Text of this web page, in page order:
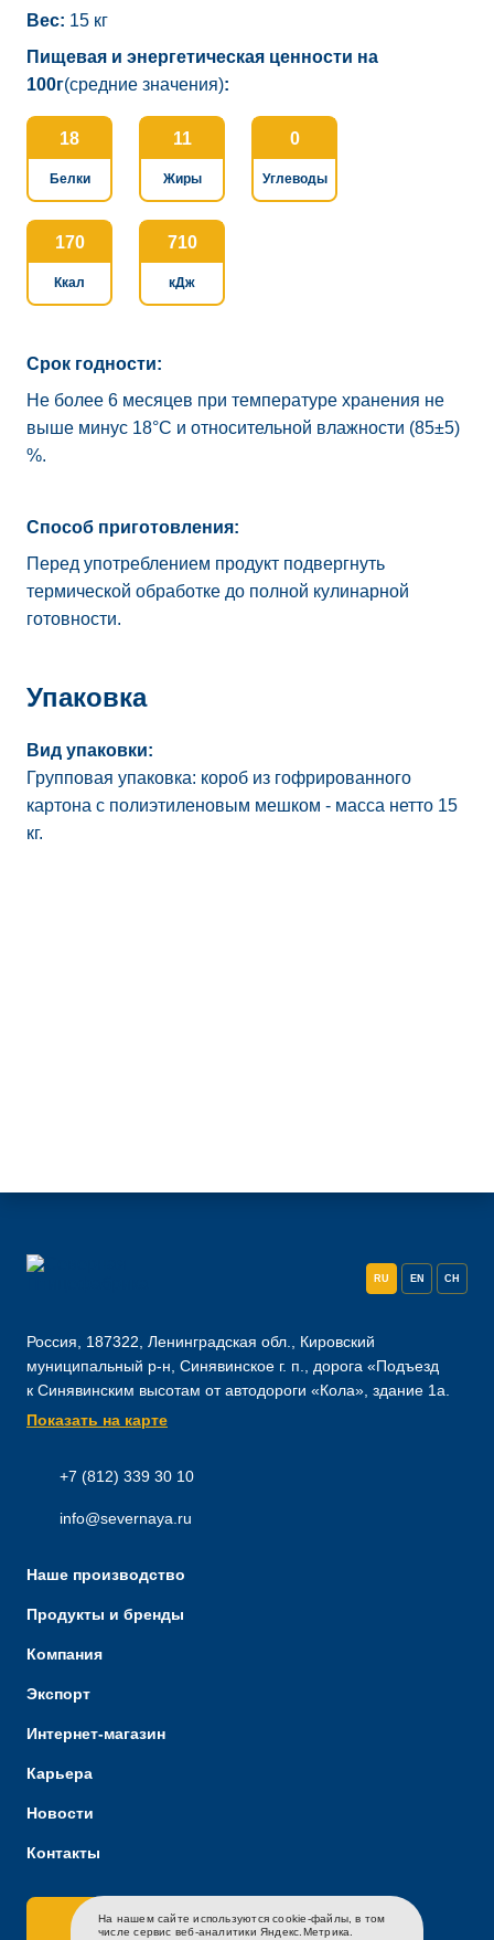
EN CH
Вес: 15 кг
Пищевая и энергетическая ценности на
100г(средние значения):
18
Белки
11
Жиры
0
Углеводы
170
Ккал
710
кДж
Срок годности:
Не более 6 месяцев при температуре хранения не
выше минус 18°C и относительной влажности (85±5)
%.
Способ приготовления:
Перед употреблением продукт подвергнуть
термической обработке до полной кулинарной
готовности.
Упаковка
Вид упаковки:
Групповая упаковка: короб из гофрированного
картона с полиэтиленовым мешком - масса нетто 15
кг.
RU EN CH
Россия, 187322, Ленинградская обл., Кировский
муниципальный р-н, Синявинское г. п., дорога «Подъезд
к Синявинским высотам от автодороги «Кола», здание 1а.
Показать на карте
+7 (812) 339 30 10
info@severnaya.ru
Наше производство
Продукты и бренды
Компания
Экспорт
Интернет-магазин
Карьера
Новости
Контакты
Связаться с нами
На нашем сайте используются cookie-файлы, в том
числе сервис веб-аналитики Яндекс.Метрика.